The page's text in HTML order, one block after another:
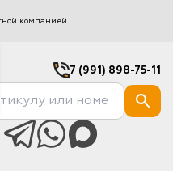
компанией
7 (991) 898-75-11